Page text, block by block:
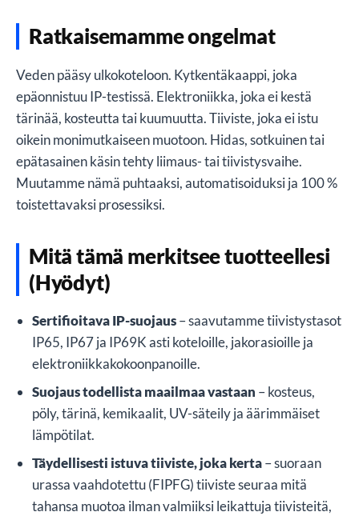
Ratkaisemamme ongelmat
Veden pääsy ulkokoteloon. Kytkentäkaappi, joka
epäonnistuu IP-testissä. Elektroniikka, joka ei kestä
tärinää, kosteutta tai kuumuutta. Tiiviste, joka ei istu
oikein monimutkaiseen muotoon. Hidas, sotkuinen tai
epätasainen käsin tehty liimaus- tai tiivistysvaihe.
Muutamme nämä puhtaaksi, automatisoiduksi ja 100 %
toistettavaksi prosessiksi.
Mitä tämä merkitsee tuotteellesi
(Hyödyt)
Sertifioitava IP-suojaus– saavutamme tiivistystasot
IP65, IP67 ja IP69K asti koteloille, jakorasioille ja
elektroniikkakokoonpanoille.
Suojaus todellista maailmaa vastaan – kosteus,
pöly, tärinä, kemikaalit, UV-säteily ja äärimmäiset
lämpötilat.
Täydellisesti istuva tiiviste, joka kerta– suoraan
urassa vaahdotettu (FIPFG) tiiviste seuraa mitä
tahansa muotoa ilman valmiiksi leikattuja tiivisteitä,